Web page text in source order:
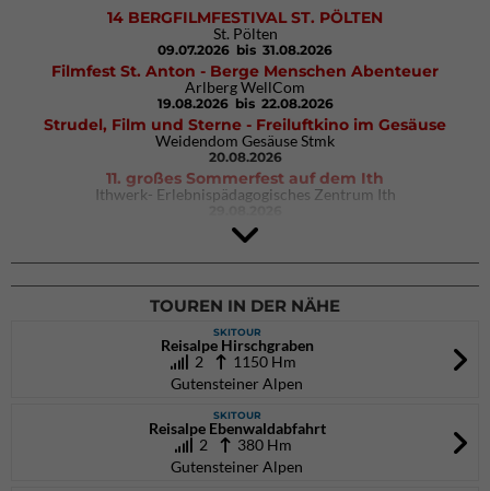
14 BERGFILMFESTIVAL ST. PÖLTEN
St. Pölten
09.07.2026 bis 31.08.2026
Filmfest St. Anton - Berge Menschen Abenteuer
Arlberg WellCom
19.08.2026 bis 22.08.2026
Strudel, Film und Sterne - Freiluftkino im Gesäuse
Weidendom Gesäuse Stmk
20.08.2026
11. großes Sommerfest auf dem Ith
Ithwerk- Erlebnispädagogisches Zentrum Ith
Rock Master Arco
Arco (IT)
02.10.2026bis 04.10.2026
TOUREN IN DER NÄHE
SKITOUR
Reisalpe Hirschgraben
2
1150 Hm
Gutensteiner Alpen
SKITOUR
Reisalpe Ebenwaldabfahrt
2
380 Hm
Gutensteiner Alpen